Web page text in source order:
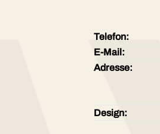
Telefon:
E-Mail:
Adresse:
Design: